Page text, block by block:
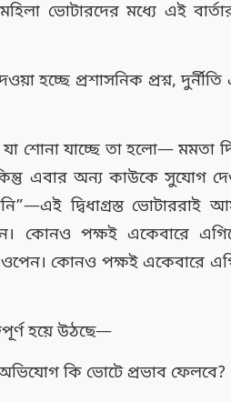
ভোটারদের মধ্যে এই
হচ্ছে প্রশাসনিক প্রশ্ন,
যা শোনা যাচ্ছে তা হলো—
এবার অন্য কাউকে সুযোগ
দ্বিধাগ্রস্ত ভোটাররাই
কোনও পক্ষই একেবারে
ওপেন। কোনও পক্ষই একেবারে
হয়ে উঠছে—
কি ভোটে প্রভাব ফেলবে?